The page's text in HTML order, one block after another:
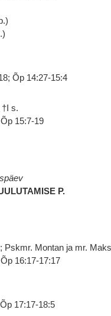
Õp 14:27-15:4
s.
15:7-19
P.
Pskmr. Montan ja mr.
16:17-17:17
17:17-18:5